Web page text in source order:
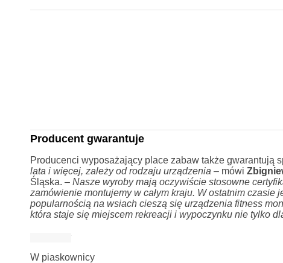
Producent gwarantuje
Producenci wyposażający place zabaw także gwarantują
lata i więcej, zależy od rodzaju urządzenia – mówi
Śląska. – Nasze wyroby mają oczywiście stosowne
zamówienie montujemy w całym kraju. W ostatnim
popularnością na wsiach cieszą się urządzenia fitness
która staje się miejscem rekreacji i wypoczynku nie tylko
W piaskownicy